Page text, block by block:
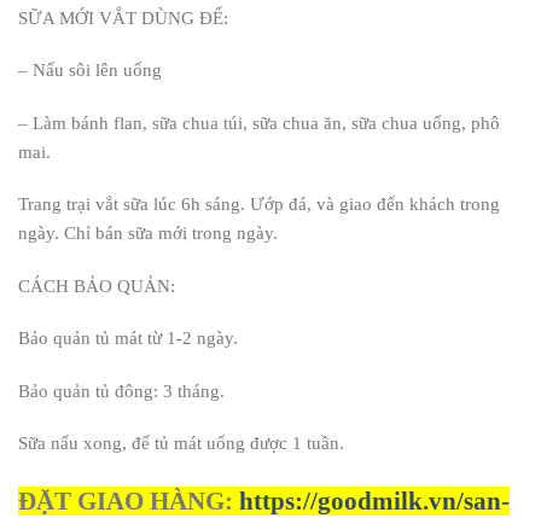
SỮA MỚI VẮT DÙNG ĐỂ:
– Nấu sôi lên uống
– Làm bánh flan, sữa chua túi, sữa chua ăn, sữa chua uống, phô
mai.
Trang trại vắt sữa lúc 6h sáng. Ướp đá, và giao đến khách trong
ngày. Chỉ bán sữa mới trong ngày.
CÁCH BẢO QUẢN:
Bảo quản tủ mát từ 1-2 ngày.
Bảo quản tủ đông: 3 tháng.
Sữa nấu xong, để tủ mát uống được 1 tuần.
ĐẶT GIAO HÀNG: https://goodmilk.vn/san-